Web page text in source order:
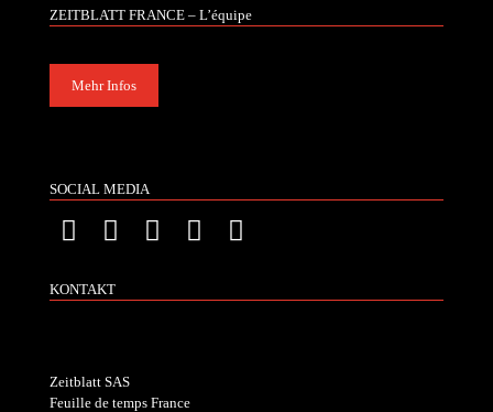
ZEITBLATT FRANCE – L’équipe
Mehr Infos
SOCIAL MEDIA
KONTAKT
Zeitblatt SAS
Feuille de temps France